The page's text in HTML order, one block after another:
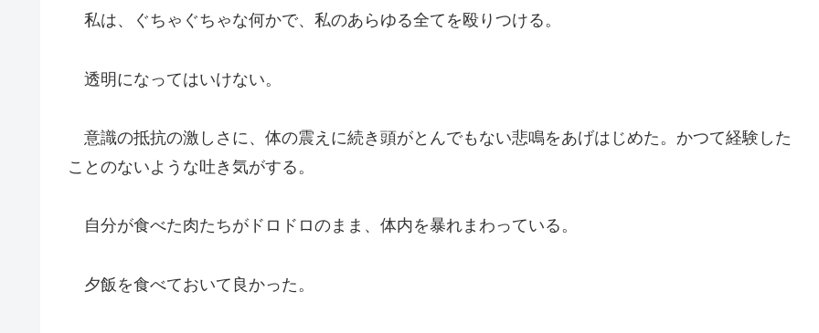
私は、ぐちゃぐちゃな何かで、私のあらゆる全てを殴りつける。
透明になってはいけない。
意識の抵抗の激しさに、体の震えに続き頭がとんでもない悲鳴をあげはじめた。かつて経験した
ことのないような吐き気がする。
自分が食べた肉たちがドロドロのまま、体内を暴れまわっている。
夕飯を食べておいて良かった。